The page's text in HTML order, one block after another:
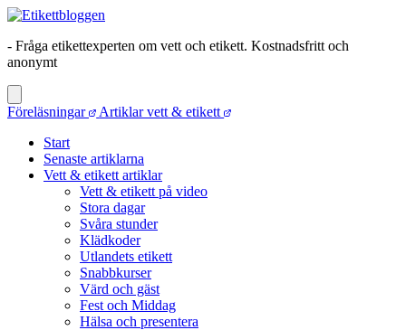
- Fråga etikettexperten om vett och etikett. Kostnadsfritt och
anonymt
Föreläsningar
Artiklar vett & etikett
Start
Senaste artiklarna
Vett & etikett artiklar
Vett & etikett på video
Stora dagar
Svåra stunder
Klädkoder
Utlandets etikett
Snabbkurser
Värd och gäst
Fest och Middag
Hälsa och presentera